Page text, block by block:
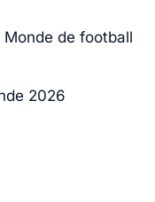
de football
2026